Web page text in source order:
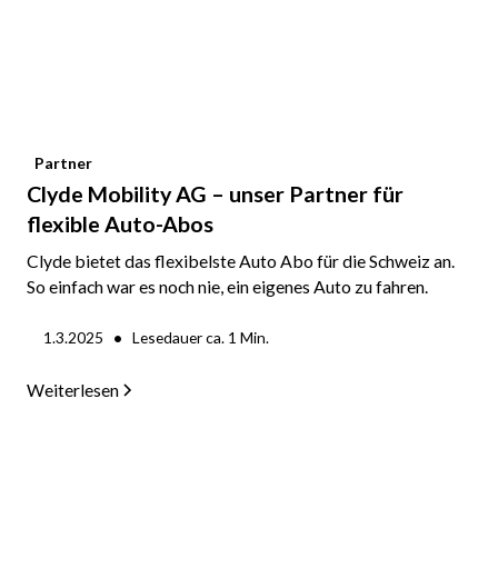
Partner
Clyde Mobility AG – unser Partner für
flexible Auto-Abos
Clyde bietet das flexibelste Auto Abo für die Schweiz an.
So einfach war es noch nie, ein eigenes Auto zu fahren.
1.3.2025 • Lesedauer ca. 1 Min.
Weiterlesen